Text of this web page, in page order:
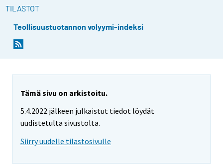
TILASTOT
Teollisuustuotannon volyymi-indeksi
Tämä sivu on arkistoitu.
5.4.2022 jälkeen julkaistut tiedot löydät
uudistetulta sivustolta.
Siirry uudelle tilastosivulle